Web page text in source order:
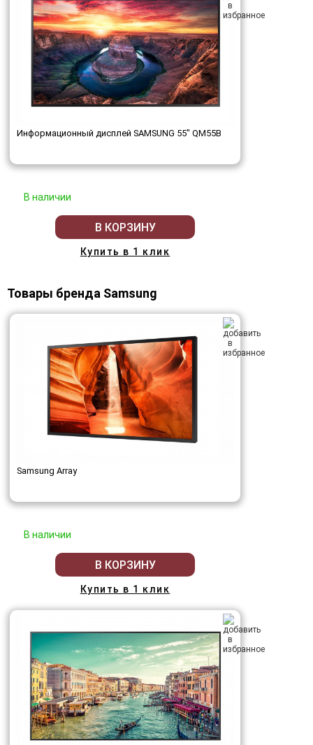
Информационный дисплей SAMSUNG 55" QM55B
В наличии
В КОРЗИНУ
Купить в 1 клик
Товары бренда Samsung
Samsung Array
В наличии
В КОРЗИНУ
Купить в 1 клик